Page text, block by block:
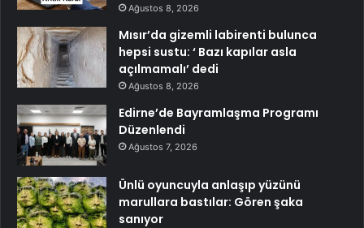
Ağustos 8, 2026
Mısır’da gizemli labirenti bulunca
hepsi sustu: ‘ Bazı kapılar asla
açılmamalı’ dedi
Ağustos 8, 2026
Edirne’de Bayramlaşma Programı
Düzenlendi
Ağustos 7, 2026
Ünlü oyuncuyla anlaşıp yüzünü
marullara bastılar: Gören şaka
sanıyor